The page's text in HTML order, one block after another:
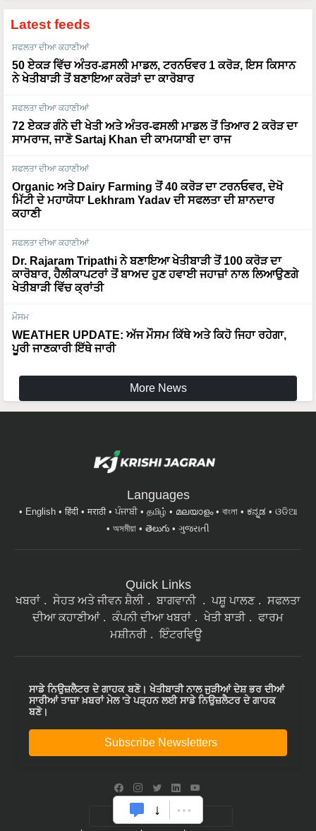
Latest feeds
ਸਫਲਤਾ ਦੀਆ ਕਹਾਣੀਆਂ
50 ਏਕੜ ਵਿੱਚ ਅੰਤਰ-ਫ਼ਸਲੀ ਮਾਡਲ, ਟਰਨਓਵਰ 1 ਕਰੋੜ, ਇਸ ਕਿਸਾਨ
ਨੇ ਖੇਤੀਬਾੜੀ ਤੋਂ ਬਣਾਇਆ ਕਰੋੜਾਂ ਦਾ ਕਾਰੋਬਾਰ
ਸਫਲਤਾ ਦੀਆ ਕਹਾਣੀਆਂ
72 ਏਕੜ ਗੰਨੇ ਦੀ ਖੇਤੀ ਅਤੇ ਅੰਤਰ-ਫਸਲੀ ਮਾਡਲ ਤੋਂ ਤਿਆਰ 2 ਕਰੋੜ ਦਾ
ਸਾਮਰਾਜ, ਜਾਣੋ Sartaj Khan ਦੀ ਕਾਮਯਾਬੀ ਦਾ ਰਾਜ
ਸਫਲਤਾ ਦੀਆ ਕਹਾਣੀਆਂ
Organic ਅਤੇ Dairy Farming ਤੋਂ 40 ਕਰੋੜ ਦਾ ਟਰਨਓਵਰ, ਦੇਖੋ
ਮਿੱਟੀ ਦੇ ਮਹਾਯੋਧਾ Lekhram Yadav ਦੀ ਸਫਲਤਾ ਦੀ ਸ਼ਾਨਦਾਰ
ਕਹਾਣੀ
ਸਫਲਤਾ ਦੀਆ ਕਹਾਣੀਆਂ
Dr. Rajaram Tripathi ਨੇ ਬਣਾਇਆ ਖੇਤੀਬਾੜੀ ਤੋਂ 100 ਕਰੋੜ ਦਾ
ਕਾਰੋਬਾਰ, ਹੈਲੀਕਾਪਟਰਾਂ ਤੋਂ ਬਾਅਦ ਹੁਣ ਹਵਾਈ ਜਹਾਜ਼ਾਂ ਨਾਲ ਲਿਆਉਣਗੇ
ਖੇਤੀਬਾੜੀ ਵਿੱਚ ਕ੍ਰਾਂਤੀ
ਮੌਸਮ
WEATHER UPDATE: ਅੱਜ ਮੌਸਮ ਕਿੱਥੇ ਅਤੇ ਕਿਹੋ ਜਿਹਾ ਰਹੇਗਾ,
ਪੂਰੀ ਜਾਣਕਾਰੀ ਇੱਥੇ ਜਾਰੀ
More News
Languages
English हिंदी मराठी ਪੰਜਾਬੀ தமிழ் മലയാളം বাংলা ಕನ್ನಡ
ଓଡିଆ
অসমীয়া
తెలుగు ગુજરાતી
Quick Links
ਖਬਰਾਂ ਸੇਹਤ ਅਤੇ ਜੀਵਨ ਸ਼ੈਲੀ ਬਾਗਵਾਨੀ ਪਸ਼ੂ ਪਾਲਣ
ਸਫਲਤਾ
ਦੀਆ ਕਹਾਣੀਆਂ
ਕੰਪਨੀ ਦੀਆ ਖਬਰਾਂ ਖੇਤੀ ਬਾੜੀ
ਫਾਰਮ
ਮਸ਼ੀਨਰੀ
ਇੰਟਰਵਿਊ
ਸਾਡੇ ਨਿਉਜ਼ਲੈਟਰ ਦੇ ਗਾਹਕ ਬਣੋ। ਖੇਤੀਬਾੜੀ ਨਾਲ ਜੁੜੀਆਂ ਦੇਸ਼ ਭਰ ਦੀਆਂ
ਸਾਰੀਆਂ ਤਾਜ਼ਾ ਖ਼ਬਰਾਂ ਮੇਲ 'ਤੇ ਪੜ੍ਹਨ ਲਈ ਸਾਡੇ ਨਿਉਜ਼ਲੈਟਰ ਦੇ ਗਾਹਕ
ਬਣੋ।
Subscribe Newsletters